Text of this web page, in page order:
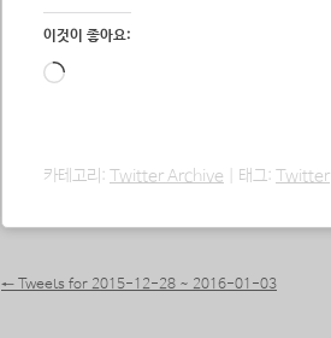
이것이 좋아요:
로
카테고리: Twitter Archive 태그: Twitter
포스트 내비게이션
← Tweets for 2015-12-28 ~ 2016-01-03